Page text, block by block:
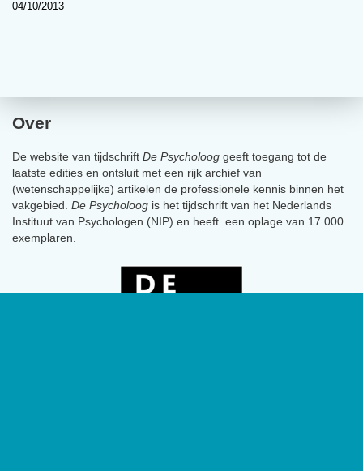
04/10/2013
Over
De website van tijdschrift De Psycholoog geeft toegang tot de
laatste edities en ontsluit met een rijk archief van
(wetenschappelijke) artikelen de professionele kennis binnen het
vakgebied. De Psycholoog is het tijdschrift van het Nederlands
Instituut van Psychologen (NIP) en heeft een oplage van 17.000
exemplaren.